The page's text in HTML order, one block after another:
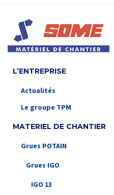
L’ENTREPRISE
Actualités
Le groupe TPM
MATERIEL DE CHANTIER
Grues POTAIN
Grues IGO
IGO 13